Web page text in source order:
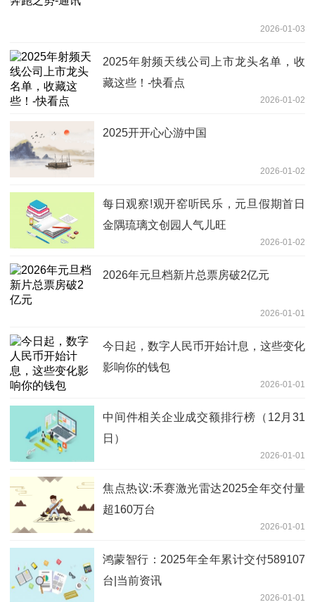
2026-01-03
2025年射频天线公司上市龙头名单，收
藏这些！-快看点
2026-01-02
2025开开心心游中国
2026-01-02
每日观察!观开窑听民乐，元旦假期首日
金隅琉璃文创园人气儿旺
2026-01-02
2026年元旦档新片总票房破2亿元
2026-01-01
今日起，数字人民币开始计息，这些变化
影响你的钱包
2026-01-01
中间件相关企业成交额排行榜（12月31
日）
2026-01-01
焦点热议:禾赛激光雷达2025全年交付量
超160万台
2026-01-01
鸿蒙智行：2025年全年累计交付589107
台|当前资讯
2026-01-01